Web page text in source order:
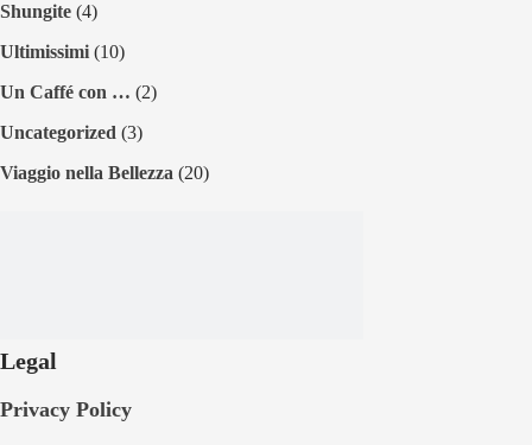
Shungite (4)
Ultimissimi (10)
Un Caffé con … (2)
Uncategorized (3)
Viaggio nella Bellezza (20)
Legal
Privacy Policy